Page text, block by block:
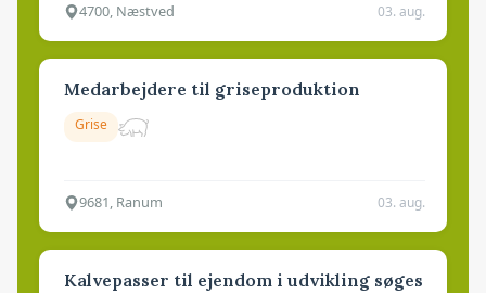
4700, Næstved 03. aug.
Medarbejdere til griseproduktion
Grise
9681, Ranum 03. aug.
Kalvepasser til ejendom i udvikling søges